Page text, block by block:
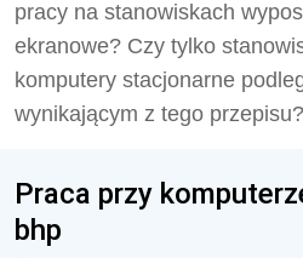
pracy na stanowiskach
ekranowe? Czy tylko
komputery stacjonarne
wynikającym z tego przepisu?
Praca przy
bhp